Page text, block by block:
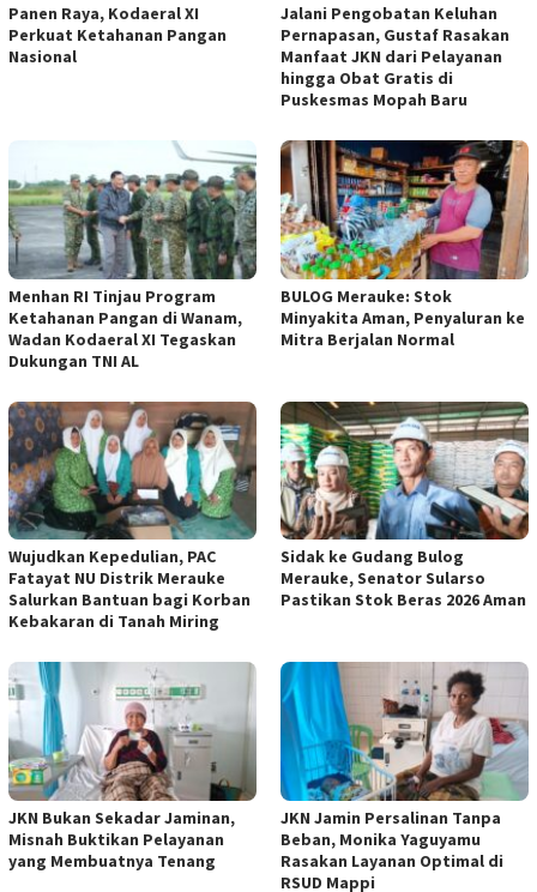
Panen Raya, Kodaeral XI
Perkuat Ketahanan Pangan
Nasional
Jalani Pengobatan Keluhan
Pernapasan, Gustaf Rasakan
Manfaat JKN dari Pelayanan
hingga Obat Gratis di
Puskesmas Mopah Baru
Menhan RI Tinjau Program
Ketahanan Pangan di Wanam,
Wadan Kodaeral XI Tegaskan
Dukungan TNI AL
BULOG Merauke: Stok
Minyakita Aman, Penyaluran ke
Mitra Berjalan Normal
Wujudkan Kepedulian, PAC
Fatayat NU Distrik Merauke
Salurkan Bantuan bagi Korban
Kebakaran di Tanah Miring
Sidak ke Gudang Bulog
Merauke, Senator Sularso
Pastikan Stok Beras 2026 Aman
JKN Bukan Sekadar Jaminan,
Misnah Buktikan Pelayanan
yang Membuatnya Tenang
JKN Jamin Persalinan Tanpa
Beban, Monika Yaguyamu
Rasakan Layanan Optimal di
RSUD Mappi